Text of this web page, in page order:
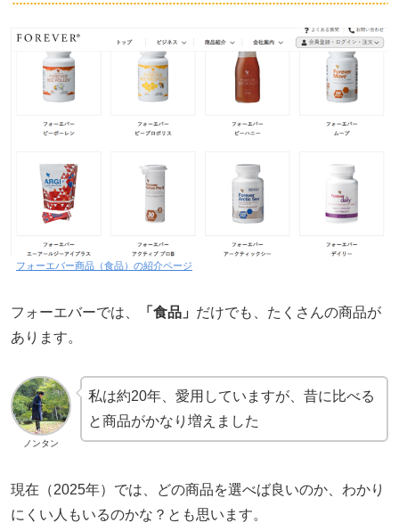
フォーエバー商品（食品）の紹介ページ
フォーエバーでは、 「食品」 だけでも、たくさんの商品が
あります。
ノンタン
私は約20年、愛用していますが、昔に比べる
と商品がかなり増えました
現在（2025年）では、どの商品を選べば良いのか、わかり
にくい人もいるのかな？とも思います。